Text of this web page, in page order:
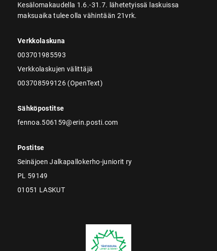
Kesälomakaudella 1.6.-31.7. lähetetyissä laskuissa
maksuaika tulee olla vähintään 21vrk.
Verkkolaskuna
003701985593
Verkkolaskujen välittäjä
003708599126 (OpenText)
Sähköpostitse
fennoa.506159@erin.posti.com
Postitse
Seinäjoen Jalkapallokerho-juniorit ry
PL 59149
01051 LASKUT